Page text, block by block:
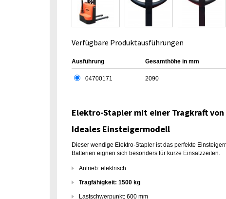
Verfügbare Produktausführungen
Ausführung Gesamthöhe in mm
04700171 2090
Elektro-Stapler mit einer Tragkraft
Ideales Einsteigermodell
Dieser wendige Elektro-Stapler ist das perfekte
Batterien eignen sich besonders für kurze Einsatzzeiten.
Antrieb: elektrisch
Tragfähigkeit: 1500 kg
Lastschwerpunkt: 600 mm